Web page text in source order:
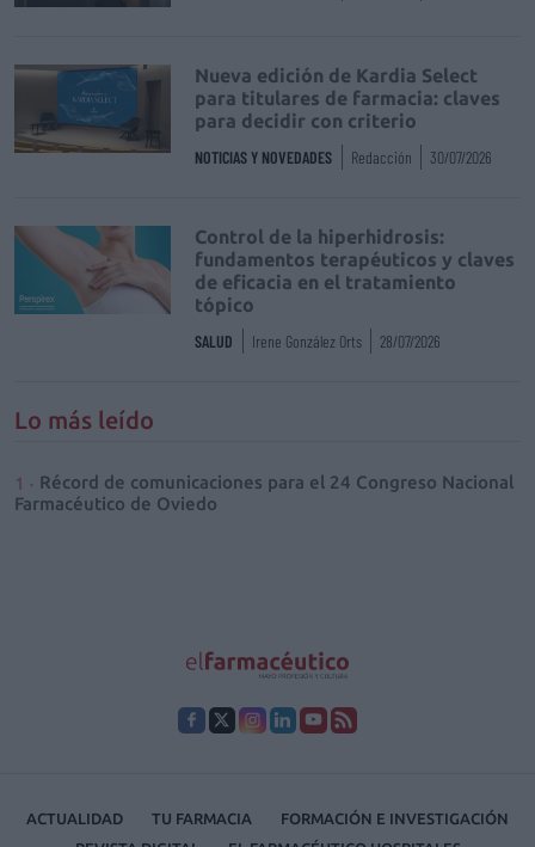
Nueva edición de Kardia Select
para titulares de farmacia: claves
para decidir con criterio
NOTICIAS Y NOVEDADES Redacción 30/07/2026
Control de la hiperhidrosis:
fundamentos terapéuticos y claves
de eficacia en el tratamiento
tópico
SALUD Irene González Orts 28/07/2026
Lo más leído
Récord de comunicaciones para el 24 Congreso Nacional
Farmacéutico de Oviedo
ACTUALIDAD TU FARMACIA
FORMACIÓN E INVESTIGACIÓN